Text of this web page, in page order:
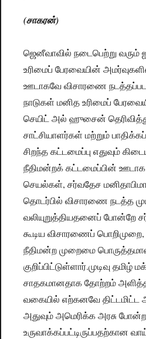
(சாகரன்)
ஜெனீவாவில் நடைபெற்று வரும்
உரிமைப் பேரவையின்
ஊடாகவே விசாரணை
நாடுகள் மனித உரிமைப்
செயிட் அல் ஹுசைன்
சாட்சியாளர்கள் மற்றும்
சிறந்த கட்டமைப்பு எதுவும்
நீதிமன்றக் கட்டமைப்பின் ஊடாக
செயல்கள், சர்வதேச
தொடர்பில் விசாரணை நடத்த
வலியுறுத்தியதனைப் போன்றே
கூடிய விசாரணைப் பொறிமுறை,
நீதிமன்ற முறைமை
குறிப்பிட்டுள்ளார்.முடிவு தமிழ்
சாதகமானதாக தோற்றம்
வகையில் எற்கனவே திட்டமிட்ட
அதுவும் அமெரிக்க அரசு
உருவாக்கப்பட்டிருப்பதற்கான